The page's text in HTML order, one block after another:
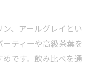
、アールグレイとい
ティーや高級茶葉を
です。飲み比べを通